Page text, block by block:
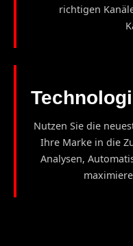
richtigen
Nutzen Sie die
Ihre Marke in die
Analysen,